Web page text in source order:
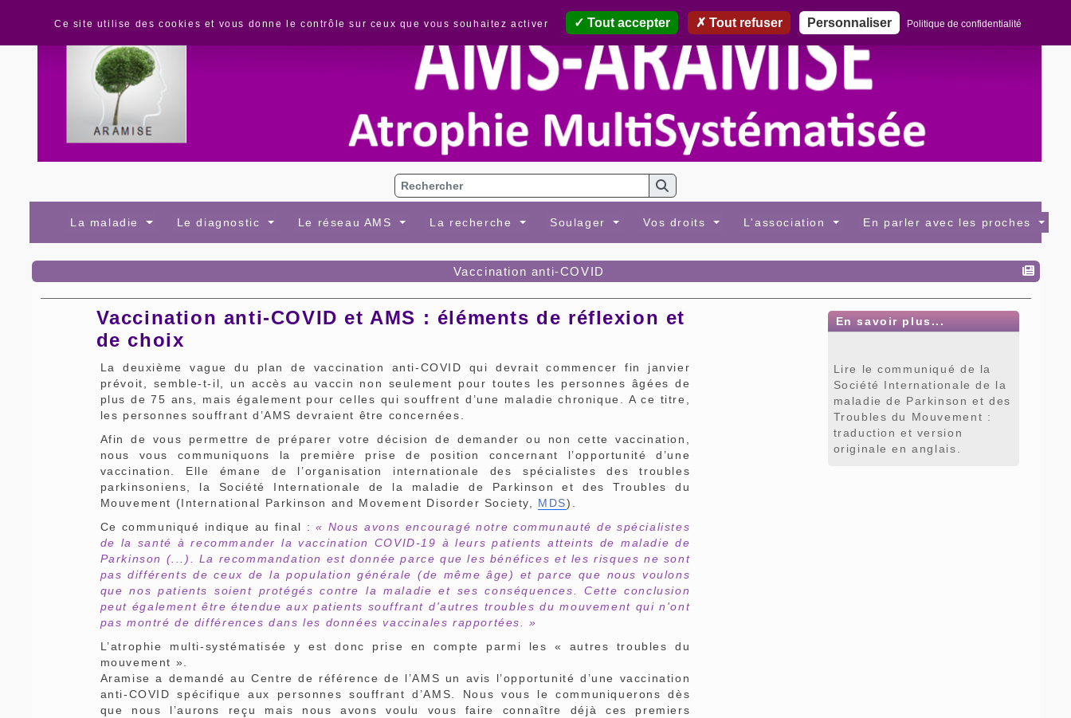
La maladie Le diagnostic Le réseau AMS La recherche Soulager Vos droits L'association En parler avec les proches
Vaccination anti-COVID
En savoir plus...
Lire le communiqué de la
Société Internationale de la
maladie de Parkinson et des
Troubles du Mouvement :
traduction et version
originale en anglais.
Vaccination anti-COVID et AMS : éléments de réflexion et
de choix
La deuxième vague du plan de vaccination anti-COVID qui devrait commencer fin janvier
prévoit, semble-t-il, un accès au vaccin non seulement pour toutes les personnes âgées de
plus de 75 ans, mais également pour celles qui souffrent d’une maladie chronique. A ce titre,
les personnes souffrant d’AMS devraient être concernées.
Afin de vous permettre de préparer votre décision de demander ou non cette vaccination,
nous vous communiquons la première prise de position concernant l’opportunité d’une
vaccination. Elle émane de l’organisation internationale des spécialistes des troubles
parkinsoniens, la Société Internationale de la maladie de Parkinson et des Troubles du
Mouvement (International Parkinson and Movement Disorder Society, MDS).
Ce communiqué indique au final :« Nous avons encouragé notre communauté de spécialistes
de la santé à recommander la vaccination COVID-19 à leurs patients atteints de maladie de
Parkinson (...). La recommandation est donnée parce que les bénéfices et les risques ne sont
pas différents de ceux de la population générale (de même âge) et parce que nous voulons
que nos patients soient protégés contre la maladie et ses conséquences. Cette conclusion
peut également être étendue aux patients souffrant d'autres troubles du mouvement qui n'ont
pas montré de différences dans les données vaccinales rapportées. »
L’atrophie multi-systématisée y est donc prise en compte parmi les « autres troubles du
mouvement ».
Aramise a demandé au Centre de référence de l’AMS un avis l’opportunité d’une vaccination
anti-COVID spécifique aux personnes souffrant d’AMS. Nous vous le communiquerons dès
que nous l’aurons reçu mais nous avons voulu vous faire connaître déjà ces premiers
Ce site utilise des cookies et vous donne le contrôle sur ceux que vous souhaitez activer Tout accepter Tout refuser Personnaliser Politique de confidentialité